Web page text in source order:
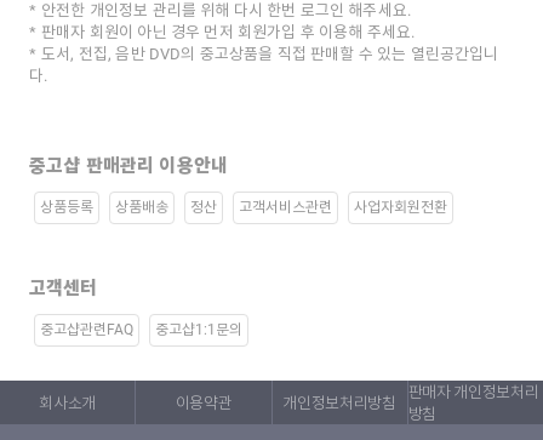
안전한 개인정보 관리를 위해 다시 한번 로그인 해주세요.
판매자 회원이 아닌 경우 먼저 회원가입 후 이용해 주세요.
도서, 전집, 음반 DVD의 중고상품을 직접 판매할 수 있는 열린공간입니
다.
중고샵 판매관리 이용안내
상품등록 상품배송 정산 고객서비스관련 사업자회원전환
고객센터
중고샵관련FAQ 중고샵1:1문의
회사소개 이용약관 개인정보처리방침
판매자 개인정보처리
방침